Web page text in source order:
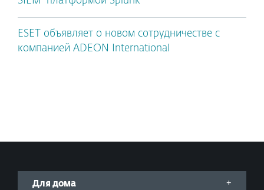
ESET объявляет о новом сотрудничестве с
компанией ADEON International
Для дома